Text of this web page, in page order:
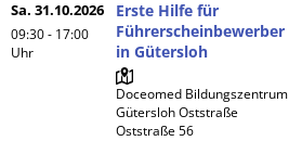
Sa. 31.10.2026
09:30 - 17:00
Uhr
Erste Hilfe für
Führerscheinbewerber
in Gütersloh
Doceomed Bildungszentrum
Gütersloh Oststraße
Oststraße 56